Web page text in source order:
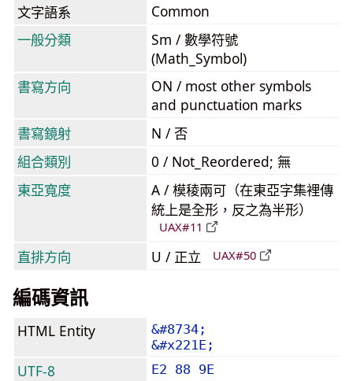
文字語系
Common
一般分類
Sm / 數學符號
(Math_Symbol)
書寫方向
ON / most other symbols
and punctuation marks
書寫鏡射
N / 否
組合類別
0 / Not_Reordered; 無
東亞寬度
A / 模稜兩可（在東亞字集裡傳
統上是全形，反之為半形）
UAX#11
直排方向 U / 正立 UAX#50
編碼資訊
HTML Entity
&#8734;
&#x221E;
UTF-8 E2 88 9E